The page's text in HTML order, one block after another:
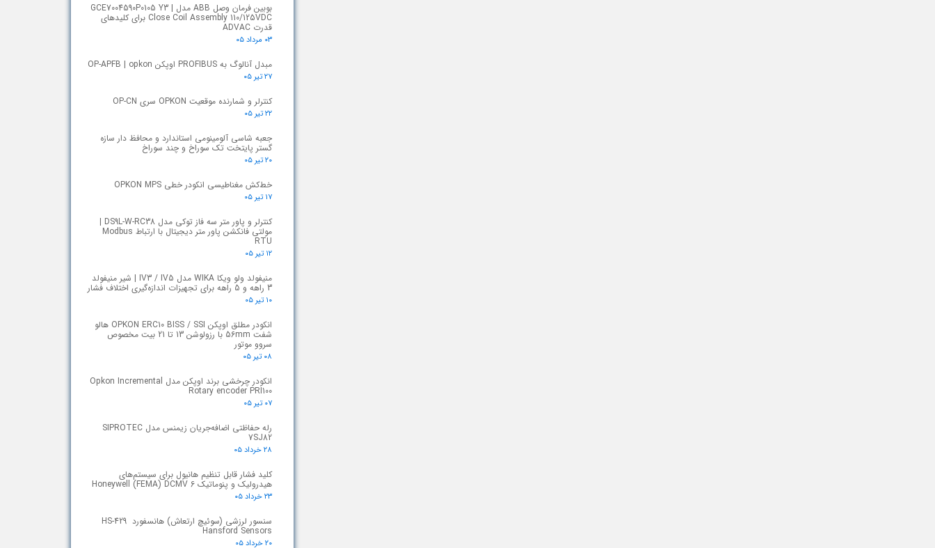
بوبین فرمان وصل ABB مدل GCE7004590P0105 Y3 |
Close Coil Assembly 110/125VDC برای کلیدهای
قدرت ADVAC
۰۳ مرداد ۰۵
مبدل آنالوگ به PROFIBUS اوپکن OP-APFB | opkon
۲۷ تیر ۰۵
کنترلر و شمارنده موقعیت OPKON سری OP-CN
۲۲ تیر ۰۵
جعبه شاسی آلومینومی استاندارد و محافظ دار سازه
گستر پایتخت تک سوراخ و چند سوراخ
۲۰ تیر ۰۵
خط‌کش مغناطیسی انکودر خطی OPKON MPS
۱۷ تیر ۰۵
کنترلر و پاور متر سه فاز توکی مدل DS9L-W-RC38 |
مولتی فانکشن پاور متر دیجیتال با ارتباط Modbus
RTU
۱۲ تیر ۰۵
منیفولد ولو ویکا WIKA مدل IV3 / IV5 | شیر منیفولد
3 راهه و 5 راهه برای تجهیزات اندازه‌گیری اختلاف فشار
۱۰ تیر ۰۵
انکودر مطلق اوپکن OPKON ERC10 BISS / SSI هالو
شفت 56mm با رزولوشن 13 تا 21 بیت مخصوص
سروو موتور
۰۸ تیر ۰۵
انکودر چرخشی برند اوپکن مدل Opkon Incremental
Rotary encoder PRI100
۰۷ تیر ۰۵
رله حفاظتی اضافه‌جریان زیمنس مدل SIPROTEC
7SJ82
۲۸ خرداد ۰۵
کلید فشار قابل تنظیم هانیول برای سیستم‌های
هیدرولیک و پنوماتیک Honeywell (FEMA) DCMV 6
۲۳ خرداد ۰۵
سنسور لرزشی (سوئیچ ارتعاش) هانسفورد HS-429
Hansford Sensors
۲۰ خرداد ۰۵